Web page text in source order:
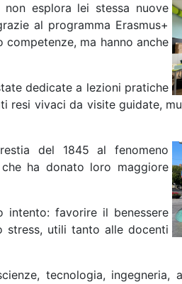
esplora lei stessa nuove
al programma Erasmus+
ma hanno anche
dedicate a lezioni pratiche
vivaci da visite guidate,
del 1845 al fenomeno
ha donato loro maggiore
intento: favorire il benessere
stress, utili tanto alle docenti
tecnologia, ingegneria,